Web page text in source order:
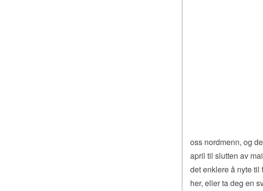
oss nordmenn, og
april til slutten av
det enklere å nyte til
her, eller ta deg en